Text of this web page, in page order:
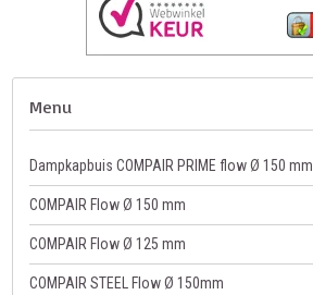
Menu
Dampkapbuis COMPAIR PRIME flow Ø 150 mm
COMPAIR Flow Ø 150 mm
COMPAIR Flow Ø 125 mm
COMPAIR STEEL Flow Ø 150mm